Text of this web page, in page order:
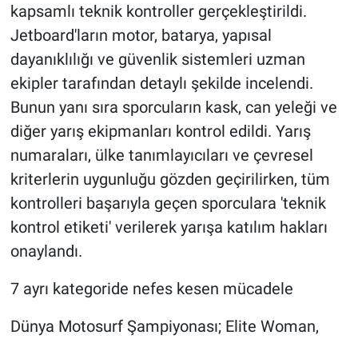
kapsamlı teknik kontroller gerçekleştirildi.
Jetboard'ların motor, batarya, yapısal
dayanıklılığı ve güvenlik sistemleri uzman
ekipler tarafından detaylı şekilde incelendi.
Bunun yanı sıra sporcuların kask, can yeleği ve
diğer yarış ekipmanları kontrol edildi. Yarış
numaraları, ülke tanımlayıcıları ve çevresel
kriterlerin uygunluğu gözden geçirilirken, tüm
kontrolleri başarıyla geçen sporculara 'teknik
kontrol etiketi' verilerek yarışa katılım hakları
onaylandı.
7 ayrı kategoride nefes kesen mücadele
Dünya Motosurf Şampiyonası; Elite Woman,